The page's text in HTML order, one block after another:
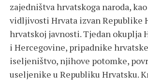
zajedništva hrvatskoga naroda,
vidljivosti Hrvata izvan Republike
hrvatskoj javnosti. Tjedan okuplja
i Hercegovine, pripadnike
iseljeništvo, njihove potomke,
useljenike u Republiku Hrvatsku.